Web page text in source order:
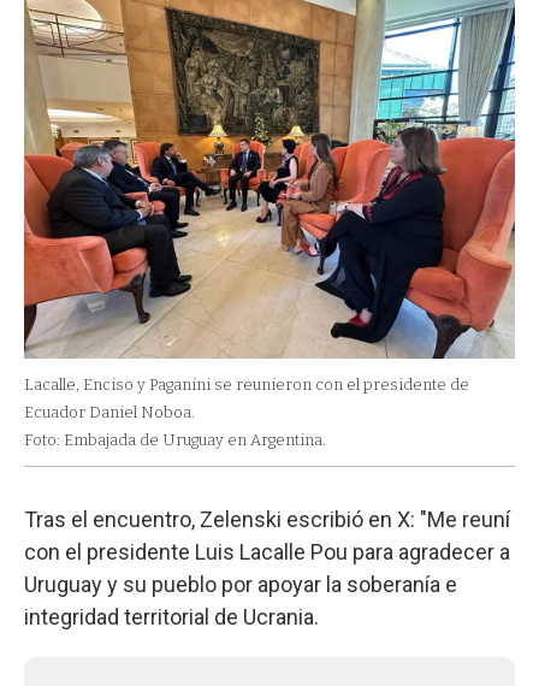
Lacalle, Enciso y Paganini se reunieron con el presidente de
Ecuador Daniel Noboa.
Foto: Embajada de Uruguay en Argentina.
Tras el encuentro, Zelenski escribió en X: "Me reuní
con el presidente Luis Lacalle Pou para agradecer a
Uruguay y su pueblo por apoyar la soberanía e
integridad territorial de Ucrania.